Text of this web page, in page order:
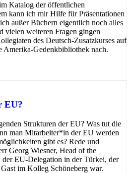
Katalog der öffentlichen
kann ich mir Hilfe für Präsentationen
außer Büchern eigentlich noch alles
vielen weiteren Fragen gingen
des Deutsch-Zusatzkurses auf
Amerika-Gedenkbibliothek nach.
EU?
Strukturen der EU? Was tut die
man Mitarbeiter*in der EU werden
gibt es? Rede und
Georg Wiesner, Head of the
der EU-Delegation in der Türkei, der
im Kolleg Schöneberg war.